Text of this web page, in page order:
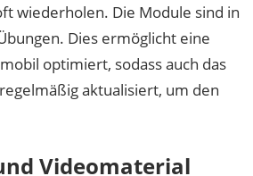
wiederholen. Die Module sind in
Dies ermöglicht eine
optimiert, sodass auch das
aktualisiert, um den
Videomaterial